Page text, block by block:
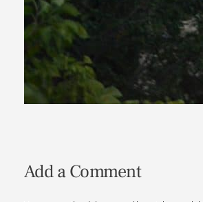
Add a Comment